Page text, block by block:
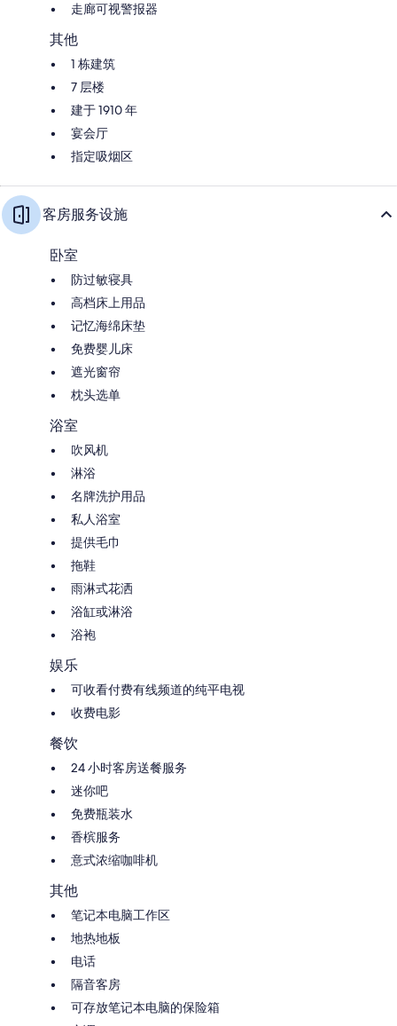
走廊可视警报器
其他
1 栋建筑
7 层楼
建于 1910 年
宴会厅
指定吸烟区
客房服务设施
卧室
防过敏寝具
高档床上用品
记忆海绵床垫
免费婴儿床
遮光窗帘
枕头选单
浴室
吹风机
淋浴
名牌洗护用品
私人浴室
提供毛巾
拖鞋
雨淋式花洒
浴缸或淋浴
浴袍
娱乐
可收看付费有线频道的纯平电视
收费电影
餐饮
24 小时客房送餐服务
迷你吧
免费瓶装水
香槟服务
意式浓缩咖啡机
其他
笔记本电脑工作区
地热地板
电话
隔音客房
可存放笔记本电脑的保险箱